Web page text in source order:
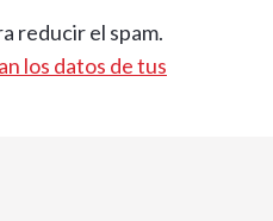
reducir el spam.
los datos de tus